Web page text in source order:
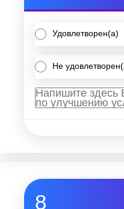
Удовлетворен(а)
Не
8